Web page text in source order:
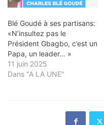
Blé Goudé à ses partisans:
«N’insultez pas le
Président Gbagbo, c’est un
Papa, un leader… »
11 juin 2025
Dans "A LA UNE"